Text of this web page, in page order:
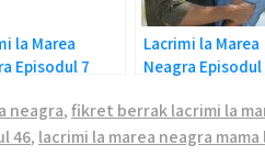
la Marea
Episodul 7
Lacrimi la Marea
Neagra Episodul
neagra,fikret berrak lacrimi la
46, lacrimi la marea neagra